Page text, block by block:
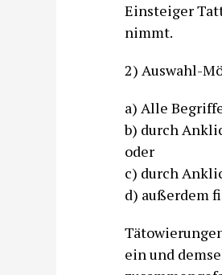
Einsteiger
nimmt.
2) Auswahl-
a) Alle
b) durch
oder
c) durch
d) außerdem
ein und